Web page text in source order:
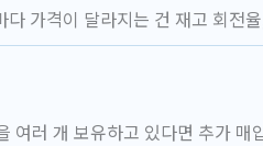
다 가격이 달라지는 건 재고 회전
여러 개 보유하고 있다면 추가